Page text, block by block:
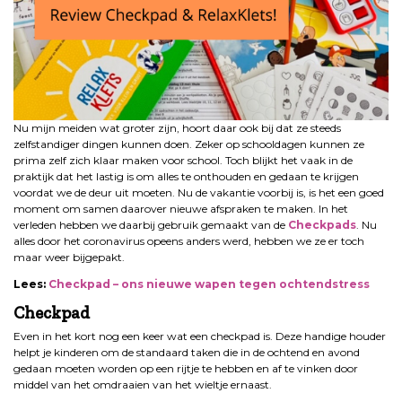
Nu mijn meiden wat groter zijn, hoort daar ook bij dat ze steeds
zelfstandiger dingen kunnen doen. Zeker op schooldagen kunnen ze
prima zelf zich klaar maken voor school. Toch blijkt het vaak in de
praktijk dat het lastig is om alles te onthouden en gedaan te krijgen
voordat we de deur uit moeten. Nu de vakantie voorbij is, is het een goed
moment om samen daarover nieuwe afspraken te maken. In het
verleden hebben we daarbij gebruik gemaakt van de Checkpads. Nu
alles door het coronavirus opeens anders werd, hebben we ze er toch
maar weer bijgepakt.
Lees: Checkpad – ons nieuwe wapen tegen ochtendstress
Checkpad
Even in het kort nog een keer wat een checkpad is. Deze handige houder
helpt je kinderen om de standaard taken die in de ochtend en avond
gedaan moeten worden op een rijtje te hebben en af te vinken door
middel van het omdraaien van het wieltje ernaast.